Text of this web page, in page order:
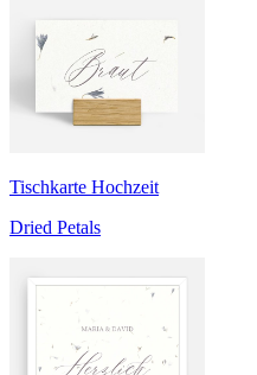
Tischkarte Hochzeit
Dried Petals